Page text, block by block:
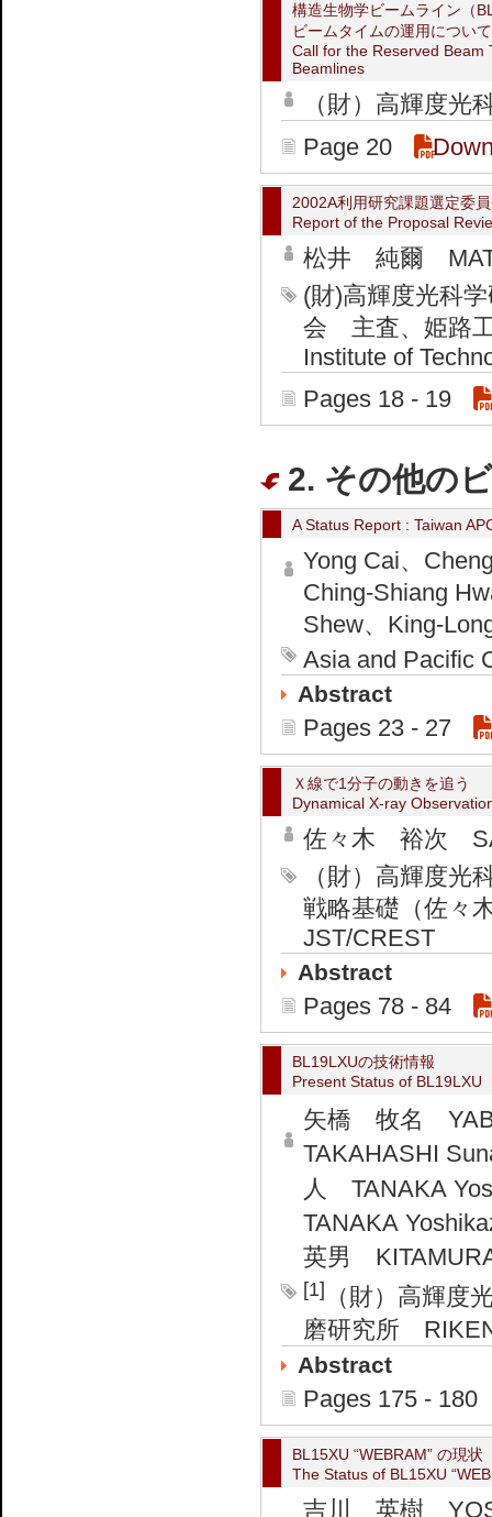
構造生物学ビームライン（
ビームタイムの運用について
Call for the Reserved Beam
Beamlines
（財）高輝度
Page 20
2002A利用研究課題選定委
Report of the Proposal
松井 純爾
(財)高輝度光科
会 主査、姫路
Institute of
Pages 18 - 19
2. その他の
A Status Report : Taiwan
Yong Cai、
Ching-Shiang
Shew、King-
Asia and Pacific
Abstract
Pages 23 - 27
Ｘ線で1分子の動きを追う
Dynamical X-ray
佐々木 裕次
（財）高輝度
戦略基礎（佐々
JST/CREST
Abstract
Pages 78 - 84
BL19LXUの技術情報
Present Status of BL19LXU
矢橋 牧名
TAKAHASHI
人 TANAKA
TANAKA
英男
[1]
（財）高輝
磨研究所
Abstract
Pages 175 - 180
BL15XU “WEBRAM” の現状
The Status of BL15XU
吉川 英樹